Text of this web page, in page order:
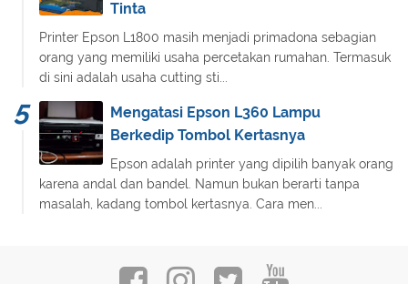
Tinta
Printer Epson L1800 masih menjadi primadona sebagian
orang yang memiliki usaha percetakan rumahan. Termasuk
di sini adalah usaha cutting sti...
Mengatasi Epson L360 Lampu
Berkedip Tombol Kertasnya
Epson adalah printer yang dipilih banyak orang
karena andal dan bandel. Namun bukan berarti tanpa
masalah, kadang tombol kertasnya. Cara men...